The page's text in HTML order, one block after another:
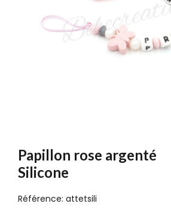
Papillon rose argenté
Silicone
Référence: attetsili